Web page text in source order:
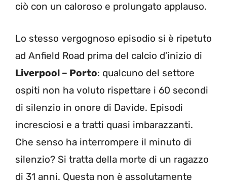
ciò con un caloroso e prolungato applauso.
Lo stesso vergognoso episodio si è ripetuto
ad Anfield Road prima del calcio d’inizio di
Liverpool – Porto: qualcuno del settore
ospiti non ha voluto rispettare i 60 secondi
di silenzio in onore di Davide. Episodi
incresciosi e a tratti quasi imbarazzanti.
Che senso ha interrompere il minuto di
silenzio? Si tratta della morte di un ragazzo
di 31 anni. Questa non è assolutamente